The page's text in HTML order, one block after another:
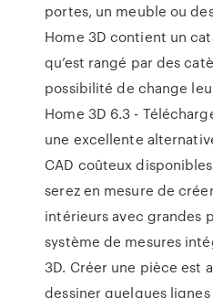
portes, un meuble ou
Home 3D contient un
qu’est rangé par des
possibilité de change
Home 3D 6.3 -
une excellente
CAD coûteux
serez en mesure de
intérieurs avec grandes
système de mesures
3D. Créer une pièce est
dessiner quelques